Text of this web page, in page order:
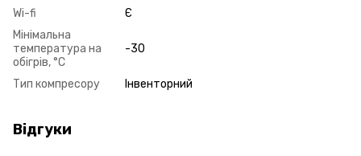
Wi-fi
Є
Мінімальна
температура на
обігрів, °C
-30
Тип компресору Інвенторний
Відгуки